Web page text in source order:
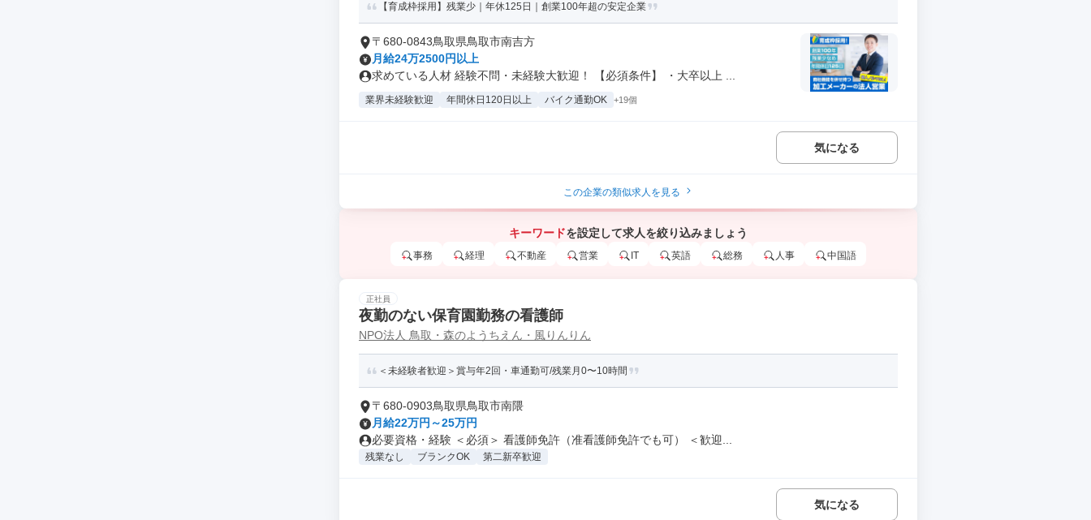
【育成枠採用】残業少｜年休125日｜創業100年超の安定企業
〒680-0843鳥取県鳥取市南吉方
月給24万2500円以上
求めている人材 経験不問・未経験大歓迎！ 【必須条件】 ・大卒以上 ...
業界未経験歓迎 年間休日120日以上 バイク通勤OK +19個
気になる
この企業の類似求人を見る
キーワードを設定して求人を絞り込みましょう
事務 経理 不動産 営業 IT 英語 総務 人事 中国語
正社員
夜勤のない保育園勤務の看護師
NPO法人 鳥取・森のようちえん・風りんりん
＜未経験者歓迎＞賞与年2回・車通勤可/残業月0〜10時間
〒680-0903鳥取県鳥取市南隈
月給22万円～25万円
必要資格・経験 ＜必須＞ 看護師免許（准看護師免許でも可） ＜歓迎...
残業なし ブランクOK 第二新卒歓迎
気になる